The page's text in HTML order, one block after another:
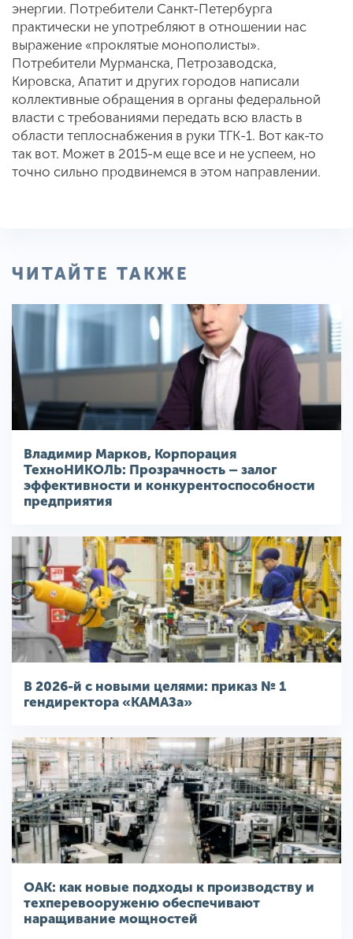
энергии. Потребители Санкт-Петербурга
практически не употребляют в отношении нас
выражение «проклятые монополисты».
Потребители Мурманска, Петрозаводска,
Кировска, Апатит и других городов написали
коллективные обращения в органы федеральной
власти с требованиями передать всю власть в
области теплоснабжения в руки ТГК-1. Вот как-то
так вот. Может в 2015-м еще все и не успеем, но
точно сильно продвинемся в этом направлении.
ЧИТАЙТЕ ТАКЖЕ
Владимир Марков, Корпорация
ТехноНИКОЛЬ: Прозрачность – залог
эффективности и конкурентоспособности
предприятия
В 2026-й с новыми целями: приказ № 1
гендиректора «КАМАЗа»
ОАК: как новые подходы к производству и
техперевооруженю обеспечивают
наращивание мощностей